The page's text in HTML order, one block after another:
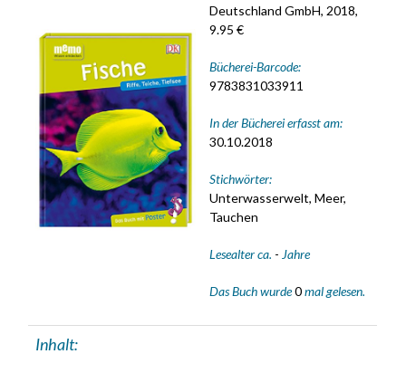
Deutschland GmbH, 2018,
9.95 €
Bücherei-Barcode:
9783831033911
In der Bücherei erfasst am:
30.10.2018
Stichwörter:
Unterwasserwelt, Meer,
Tauchen
Lesealter ca. - Jahre
Das Buch wurde0mal gelesen.
Inhalt: